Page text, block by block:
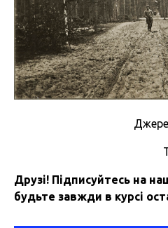
Друзі! Підписуйтесь на
будьте завжди в курсі